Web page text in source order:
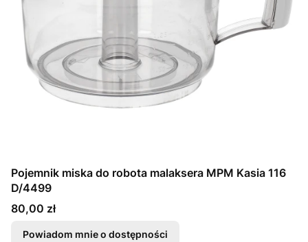
Pojemnik miska do robota malaksera MPM Kasia 116
D/4499
Cena
80,00 zł
Powiadom mnie o dostępności